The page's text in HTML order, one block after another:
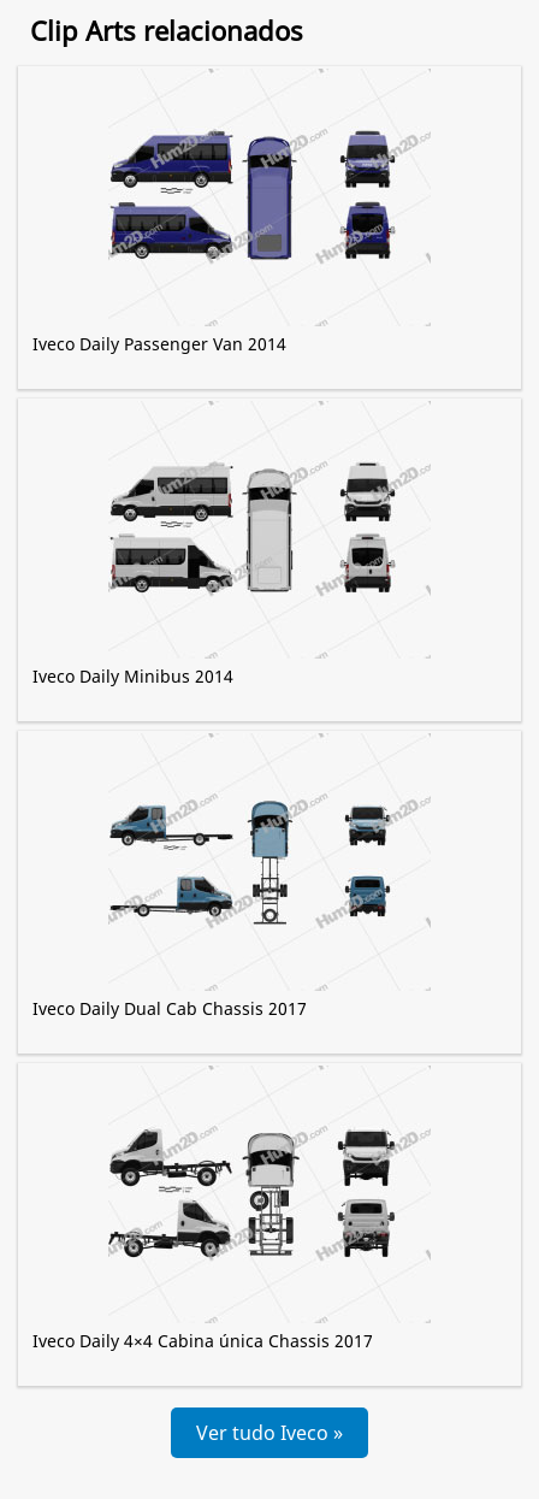
Clip Arts relacionados
Iveco Daily Passenger Van 2014
Iveco Daily Minibus 2014
Iveco Daily Dual Cab Chassis 2017
Iveco Daily 4×4 Cabina única Chassis 2017
Ver tudo Iveco »